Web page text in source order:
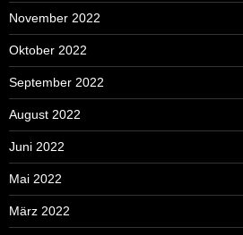
November 2022
Oktober 2022
September 2022
August 2022
Juni 2022
Mai 2022
März 2022